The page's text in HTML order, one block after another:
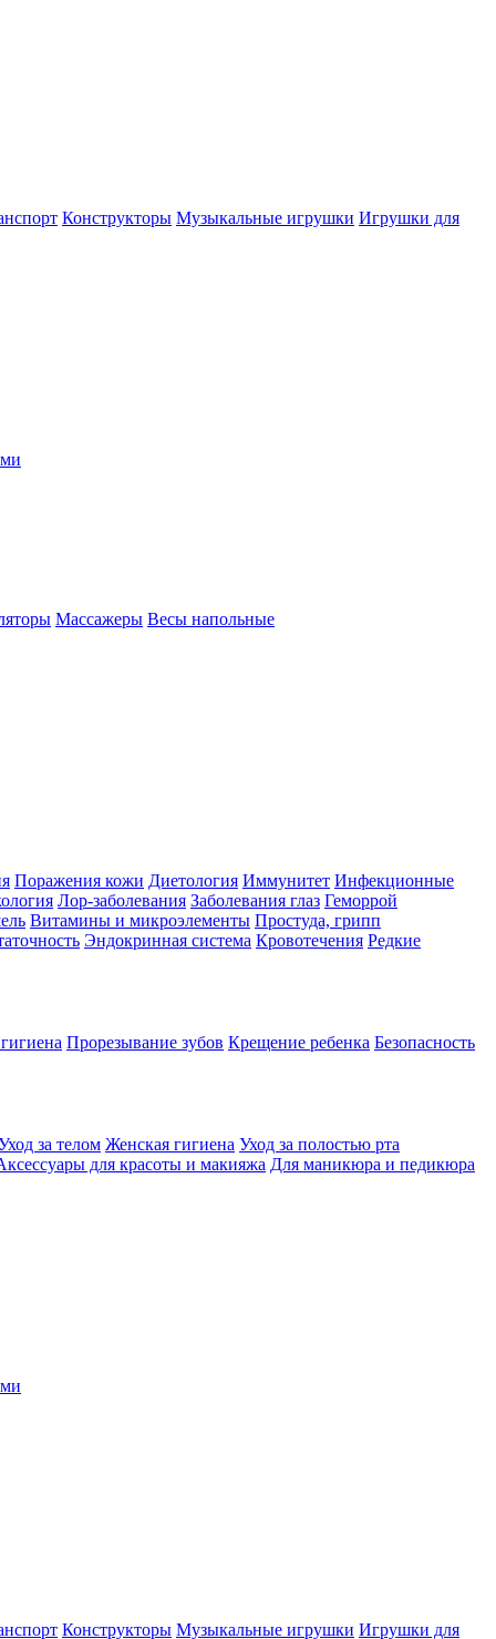
Конструкторы Музыкальные игрушки Игрушки для
Массажеры Весы напольные
Поражения кожи Диетология Иммунитет Инфекционные
Лор-заболевания Заболевания глаз Геморрой
Витамины и микроэлементы Простуда, грипп
Эндокринная система Кровотечения Редкие
Прорезывание зубов Крещение ребенка Безопасность
за телом Женская гигиена Уход за полостью рта
для красоты и макияжа Для маникюра и педикюра
Конструкторы Музыкальные игрушки Игрушки для